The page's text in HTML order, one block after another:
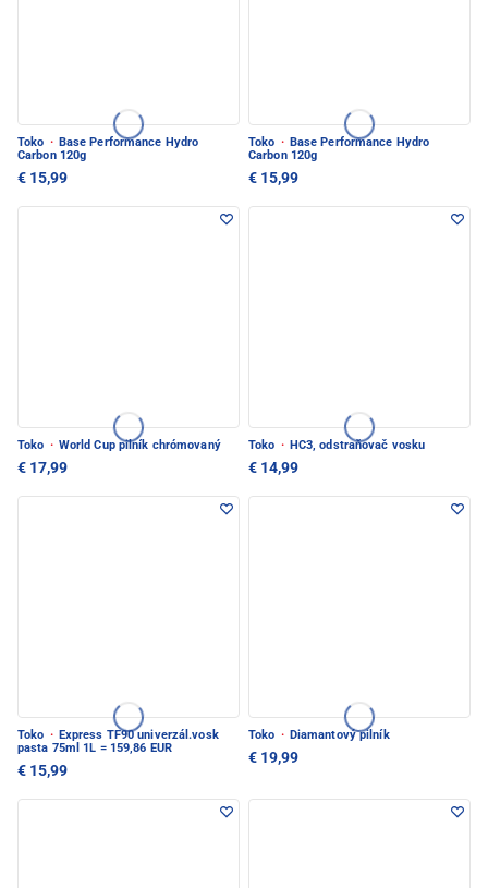
Toko · Base Performance Hydro
Carbon 120g
€ 15,99
Toko · Base Performance Hydro
Carbon 120g
€ 15,99
Toko · World Cup pilník chrómovaný
€ 17,99
Toko · HC3, odstraňovač vosku
€ 14,99
Toko · Express TF90 univerzál.vosk
pasta 75ml 1L = 159,86 EUR
€ 15,99
Toko · Diamantový pilník
€ 19,99